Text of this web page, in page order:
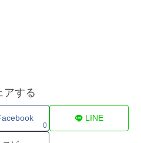
アする
0
LINE